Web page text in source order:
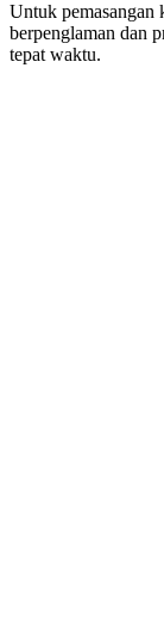
Untuk pemasangan
berpenglaman dan
tepat waktu.